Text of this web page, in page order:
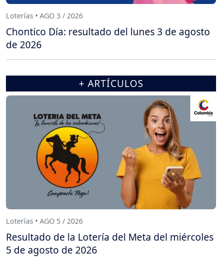
Loterías • AGO 3 / 2026
Chontico Día: resultado del lunes 3 de agosto
de 2026
+ ARTÍCULOS
Loterías • AGO 5 / 2026
Resultado de la Lotería del Meta del miércoles
5 de agosto de 2026